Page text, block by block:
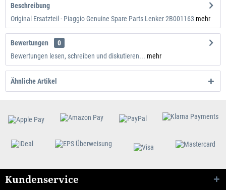
Beschreibung
Original Ersatzteil - Piaggio Genuine Spare Parts Lenker 2B001163 mehr
Bewertungen
0
Bewertungen lesen, schreiben und diskutieren... mehr
Ähnliche Artikel
Kundenservice